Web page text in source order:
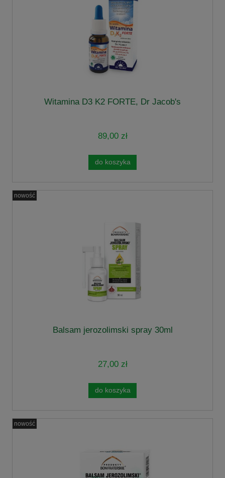
Witamina D3 K2 FORTE, Dr Jacob's
89,00 zł
do koszyka
Balsam jerozolimski spray 30ml
27,00 zł
do koszyka
nowość
nowość